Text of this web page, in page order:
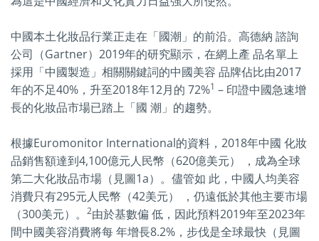
中國本土化妝品行業正走在「國潮」的前沿。高德納 諮詢
公司（Gartner）2019年的研究顯示，在網上產 品名單上
採用「中國製造」相關關鍵詞的中國美容 品牌佔比由2017
年的不足40%，升至2018年12月的 72%1 – 印證中國急速增
長的化妝品市場已踏上「國 潮」的趨勢。
根據Euromonitor International的資料，2018年中國 化妝
品銷售額達到4,100億元人民幣（620億美元） ，成為全球
第二大化妝品市場（見圖1a）。儘管如 此，中國人均美容
消費只有295元人民幣（42美元） ，仍遠低於其他主要市場
（300美元）。
2由於基數偏 低，因此預料2019年至2023年
間中國美容消費將每 年增長8.2%，步伐是全球最快（見圖